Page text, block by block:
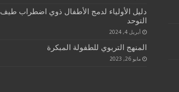
دليل الأولياء لدمج الأطفال ذوي اضطراب طيف
التوحد
أبريل 4, 2024
المنهج التربوي للطفولة المبكرة
مايو 26, 2023